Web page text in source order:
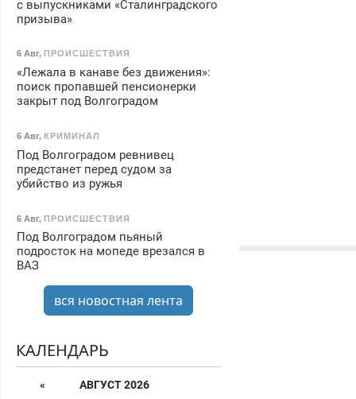
с выпускниками «Сталинградского
призыва»
6 Авг, ПРОИСШЕСТВИЯ
«Лежала в канаве без движения»:
поиск пропавшей пенсионерки
закрыт под Волгоградом
6 Авг, КРИМИНАЛ
Под Волгоградом ревнивец
предстанет перед судом за
убийство из ружья
6 Авг, ПРОИСШЕСТВИЯ
Под Волгоградом пьяный
подросток на мопеде врезался в
ВАЗ
вся новостная лента
КАЛЕНДАРЬ
«
АВГУСТ 2026